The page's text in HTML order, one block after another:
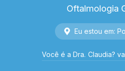
Oftalmologia
Eu estou em:
Você é a Dra. Claudia?